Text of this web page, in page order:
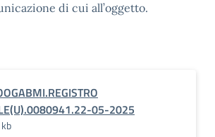
di cui all’oggetto.
05-2025